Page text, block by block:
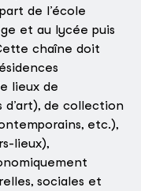
de l’école
et au lycée puis
chaîne doit
lieux de
d’art), de collection
etc.),
lieux),
sociales et